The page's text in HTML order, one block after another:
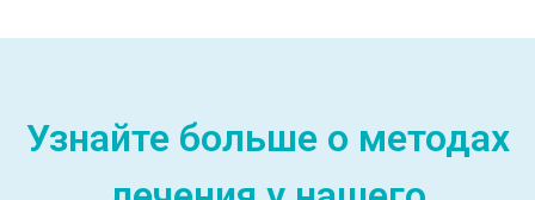
Узнайте больше о методах